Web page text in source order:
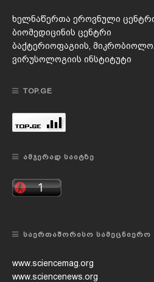
ხელნაწერთა ეროვნული
ბიომედიცინის ცენტრი
ბაქტერიოფაგიის,
ვირუსოლოგიის ინსტიტუტი
TOP.GE
ᲐᲛᲯᲔᲠᲐᲓ ᲡᲐᲘᲢᲖᲔ
ᲡᲐᲔᲠᲗᲐᲨᲝᲠᲘᲡᲝ ᲡᲐᲛᲔᲪᲜᲘᲔᲠᲝ
www.sciencemag.org
www.sciencenews.org